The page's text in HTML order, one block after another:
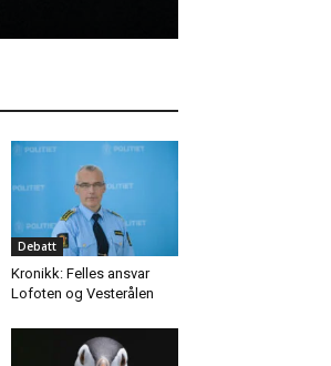
Debatt
Kronikk: Felles ansvar
Lofoten og Vesterålen